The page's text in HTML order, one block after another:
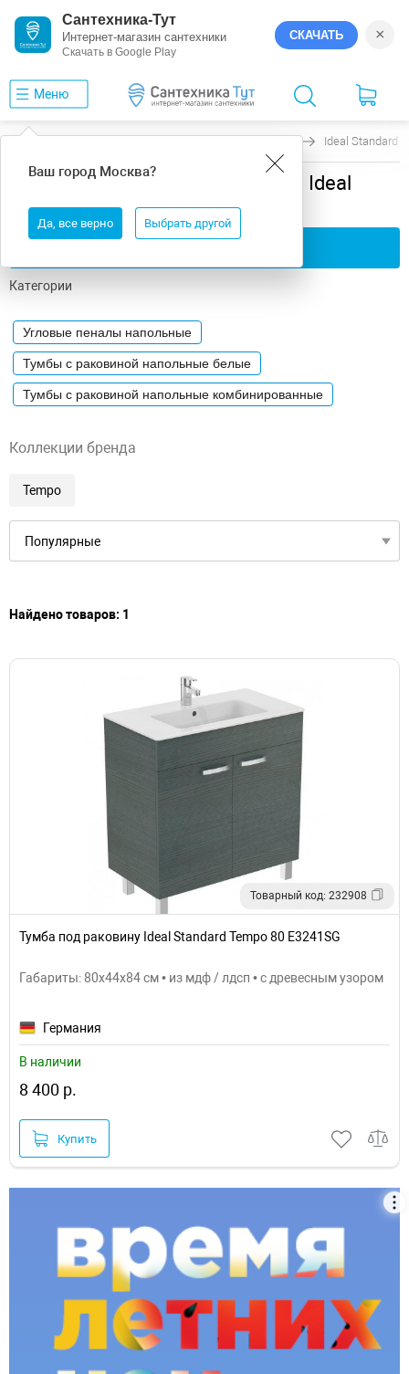
Сантехника-Тут
Интернет-магазин сантехники
Скачать в Google Play
СКАЧАТЬ ×
Меню
Ваш город Москва?
Да, все верно Выбрать другой
Ideal Standard
Мебель для ванной напольная Ideal
Standard
Категории
Угловые пеналы напольные
Тумбы с раковиной напольные белые
Тумбы с раковиной напольные комбинированные
Коллекции бренда
Tempo
Найдено товаров: 1
Товарный код: 232908
Тумба под раковину Ideal Standard Tempo 80 E3241SG
Габариты: 80x44x84 см • из мдф / лдсп • с древесным узором
Германия
В наличии
8 400 р.
Купить